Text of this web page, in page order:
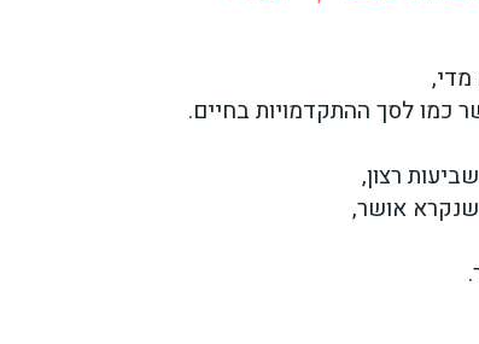
כמו לסך ההתקדמויות בחיים.
רצון,
אושר,